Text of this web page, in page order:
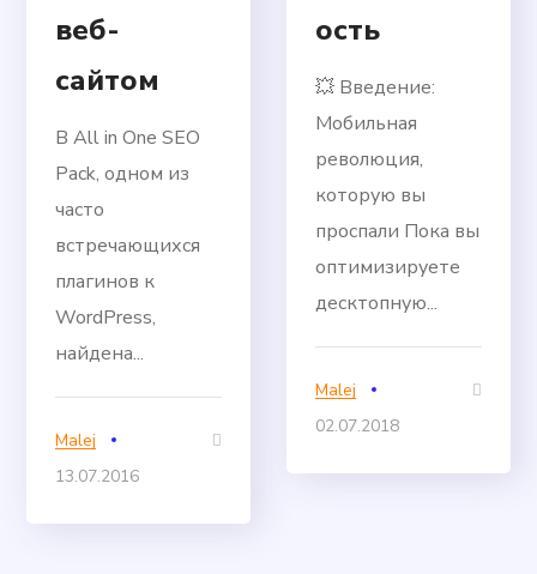
веб-
сайтом
В All in One SEO
Pack, одном из
часто
встречающихся
плагинов к
WordPress,
найдена...
Malej
13.07.2016
ость
💥 Введение:
Мобильная
революция,
которую вы
проспали Пока вы
оптимизируете
десктопную...
Malej
02.07.2018